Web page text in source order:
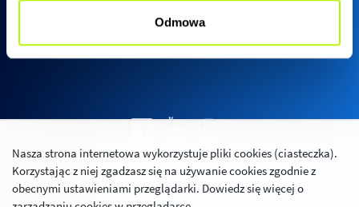
Odmowa
Pn - Pt: 08:00 - 17:00
Polityka prywatności
Relacje inwestorskie
Nasza strona internetowa wykorzystuje pliki cookies (ciasteczka).
Korzystając z niej zgadzasz się na używanie cookies zgodnie z
obecnymi ustawieniami przeglądarki. Dowiedz się więcej o